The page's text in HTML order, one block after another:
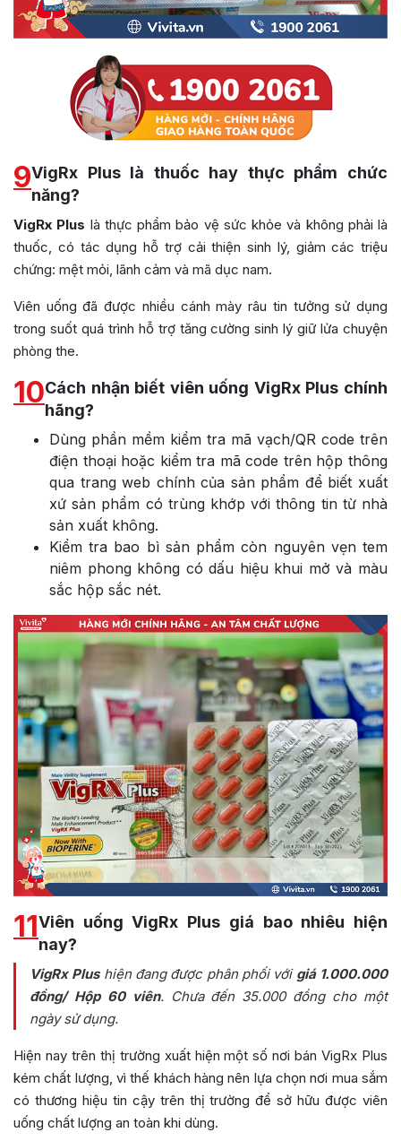
9VigRx Plus là thuốc hay thực phẩm chức
năng?
VigRx Plus là thực phẩm bảo vệ sức khỏe và không phải là
thuốc, có tác dụng hỗ trợ cải thiện sinh lý, giảm các triệu
chứng: mệt mỏi, lãnh cảm và mã dục nam.
Viên uống đã được nhiều cánh mày râu tin tưởng sử dụng
trong suốt quá trình hỗ trợ tăng cường sinh lý giữ lửa chuyện
phòng the.
10Cách nhận biết viên uống VigRx Plus chính
hãng?
Dùng phần mềm kiểm tra mã vạch/QR code trên
điện thoại hoặc kiểm tra mã code trên hộp thông
qua trang web chính của sản phẩm để biết xuất
xứ sản phẩm có trùng khớp với thông tin từ nhà
sản xuất không.
Kiểm tra bao bì sản phẩm còn nguyên vẹn tem
niêm phong không có dấu hiệu khui mở và màu
sắc hộp sắc nét.
11Viên uống VigRx Plus giá bao nhiêu hiện
nay?
VigRx Plushiện đang được phân phối vớigiá 1.000.000
đồng/ Hộp 60 viên. Chưa đến 35.000 đồng cho một
ngày sử dụng.
Hiện nay trên thị trường xuất hiện một số nơi bán VigRx Plus
kém chất lượng, vì thế khách hàng nên lựa chọn nơi mua sắm
có thương hiệu tin cậy trên thị trường để sở hữu được viên
uống chất lượng an toàn khi dùng.